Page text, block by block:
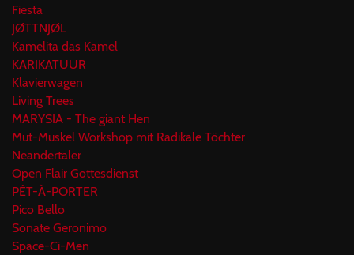
Fiesta
JØTTNJØL
Kamelita das Kamel
KARIKATUUR
Klavierwagen
Living Trees
MARYSIA - The giant Hen
Mut-Muskel Workshop mit Radikale Töchter
Neandertaler
Open Flair Gottesdienst
PÊT-À-PORTER
Pico Bello
Sonate Geronimo
Space-Ci-Men